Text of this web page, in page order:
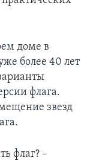
доме в
более 40 лет
флага.
звезд
флаг? –